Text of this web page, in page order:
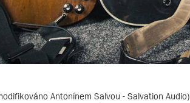
Antonínem Salvou - Salvation Audio)